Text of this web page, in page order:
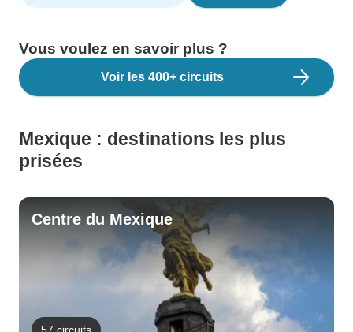
Vous voulez en savoir plus ?
Voir les 400+ circuits
Mexique : destinations les plus
prisées
Centre du Mexique
57 circuits